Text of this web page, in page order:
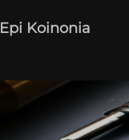
Epi Koinonia